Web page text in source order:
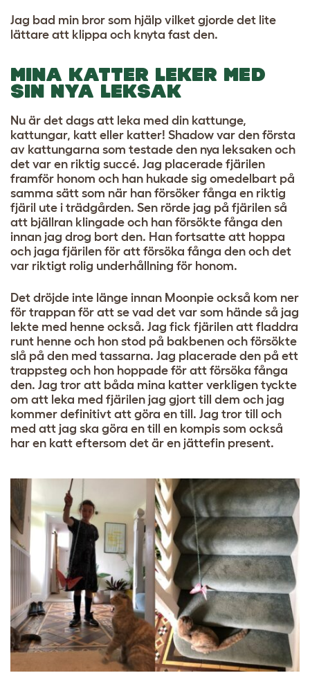
Jag bad min bror som hjälp vilket gjorde det lite
lättare att klippa och knyta fast den.
MINA KATTER LEKER MED
SIN NYA LEKSAK
Nu är det dags att leka med din kattunge,
kattungar, katt eller katter! Shadow var den första
av kattungarna som testade den nya leksaken och
det var en riktig succé. Jag placerade fjärilen
framför honom och han hukade sig omedelbart på
samma sätt som när han försöker fånga en riktig
fjäril ute i trädgården. Sen rörde jag på fjärilen så
att bjällran klingade och han försökte fånga den
innan jag drog bort den. Han fortsatte att hoppa
och jaga fjärilen för att försöka fånga den och det
var riktigt rolig underhållning för honom.
Det dröjde inte länge innan Moonpie också kom ner
för trappan för att se vad det var som hände så jag
lekte med henne också. Jag fick fjärilen att fladdra
runt henne och hon stod på bakbenen och försökte
slå på den med tassarna. Jag placerade den på ett
trappsteg och hon hoppade för att försöka fånga
den. Jag tror att båda mina katter verkligen tyckte
om att leka med fjärilen jag gjort till dem och jag
kommer definitivt att göra en till. Jag tror till och
med att jag ska göra en till en kompis som också
har en katt eftersom det är en jättefin present.